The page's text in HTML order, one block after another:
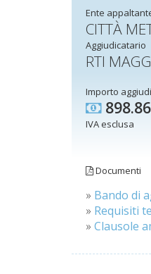
Ente
CITTÀ
Aggiudicatario
RTI
Importo
IVA esclusa
Documenti
» Bando di
» Requisiti
» Clausole